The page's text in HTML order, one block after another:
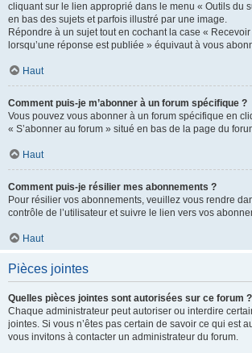
cliquant sur le lien approprié dans le menu « Outils du
en bas des sujets et parfois illustré par une image.
Répondre à un sujet tout en cochant la case «
lorsqu’une réponse est publiée » équivaut à vous
Haut
Comment puis-je m’abonner à un forum spécifique ?
Vous pouvez vous abonner à un forum spécifique en
« S’abonner au forum » situé en bas de la page du
Haut
Comment puis-je résilier mes abonnements ?
Pour résilier vos abonnements, veuillez vous rendre
contrôle de l’utilisateur et suivre le lien vers vos
Haut
Pièces jointes
Quelles pièces jointes sont autorisées sur ce forum ?
Chaque administrateur peut autoriser ou interdire
jointes. Si vous n’êtes pas certain de savoir ce qui est
vous invitons à contacter un administrateur du forum.